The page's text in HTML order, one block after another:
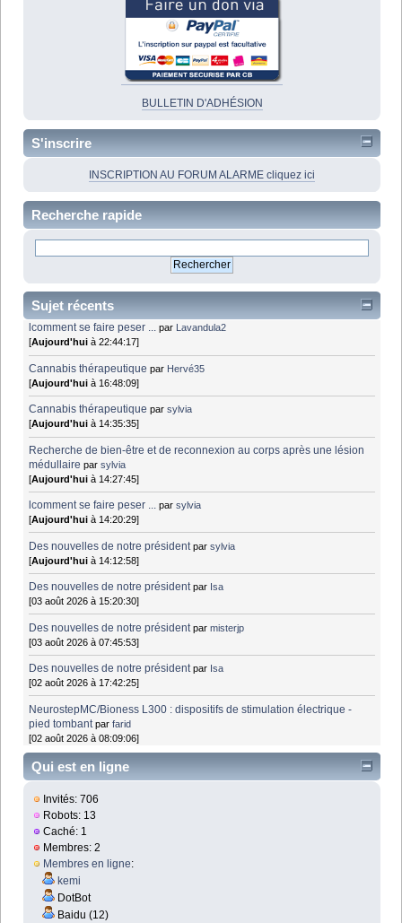
BULLETIN D'ADHÉSION
S'inscrire
INSCRIPTION AU FORUM ALARME cliquez ici
Recherche rapide
Sujet récents
lcomment se faire peser ... par
Lavandula2
[Aujourd'hui à 22:44:17]
Cannabis thérapeutique par Hervé35
[Aujourd'hui à 16:48:09]
Cannabis thérapeutique parsylvia
[Aujourd'hui à 14:35:35]
Recherche de bien-être et de reconnexion au corps après une lésion
médullaire parsylvia
[Aujourd'hui à 14:27:45]
lcomment se faire peser ... parsylvia
[Aujourd'hui à 14:20:29]
Des nouvelles de notre président parsylvia
[Aujourd'hui à 14:12:58]
Des nouvelles de notre président par Isa
[03 août 2026 à 15:20:30]
Des nouvelles de notre président parmisterjp
[03 août 2026 à 07:45:53]
Des nouvelles de notre président par Isa
[02 août 2026 à 17:42:25]
NeurostepMC/Bioness L300 : dispositifs de stimulation électrique -
pied tombant parfarid
[02 août 2026 à 08:09:06]
Qui est en ligne
Invités: 706
Robots: 13
Caché: 1
Membres: 2
Membres en ligne:
kemi
DotBot
Baidu (12)